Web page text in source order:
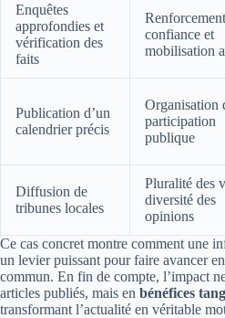
Enquêtes
approfondies et
vérification des
faits
confiance et
mobilisation
Publication d’un
calendrier précis
Organisation
participation
publique
Diffusion de
tribunes locales
Pluralité des
diversité des
opinions
Ce cas concret montre comment une
un levier puissant pour faire avancer
commun. En fin de compte, l’impact
articles publiés, mais en bénéfices
transformant l’actualité en véritable